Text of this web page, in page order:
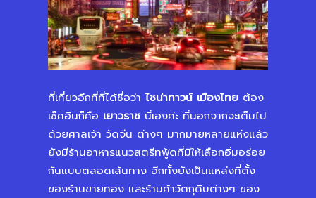
ที่เที่ยวอีกที่ที่ได้ชื่อว่า ไชน่าทาวน์ เมืองไทย ต้อง
เช็คอินก็คือ เยาวราช นี่เองค่ะ ที่นอกจากจะเต็มไป
ด้วยศาลเจ้า วัดจีน ต่างๆ มากมายหลายแห่งแล้ว
ยังมีร้านอาหารแนวสตรีทฟู้ดที่มีให้เลือกอิ่มอร่อย
กันแบบตลอดเส้นทาง อีกทั้งยังเป็นแหล่งที่ตั้ง
ของร้านขายทอง และร้านค้าวัตถุดิบต่างๆ ของ